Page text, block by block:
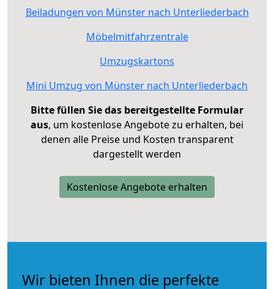
Beiladungen von Münster nach Unterliederbach
Möbelmitfahrzentrale
Umzugskartons
Mini Umzug von Münster nach Unterliederbach
Bitte füllen Sie das bereitgestellte Formular
aus, um kostenlose Angebote zu erhalten, bei
denen alle Preise und Kosten transparent
dargestellt werden
Kostenlose Angebote erhalten
Wir bieten Ihnen die perfekte